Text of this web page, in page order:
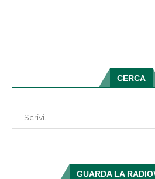
CERCA
GUARDA LA